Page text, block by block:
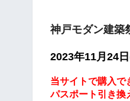
神戸モダン建築
2023年11月24
当サイトで購入で
パスポート引き換